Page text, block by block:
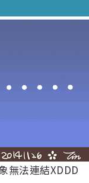
無法連結XDDD